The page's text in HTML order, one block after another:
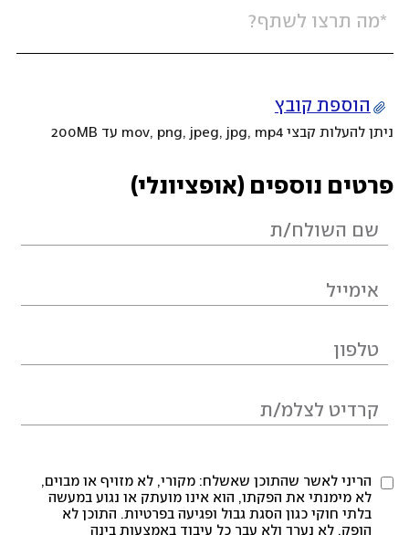
הוספת קובץ
ניתן להעלות קבצי mov, png, jpeg, jpg, mp4 עד 200MB
פרטים נוספים (אופציונלי)
הריני לאשר שהתוכן שאשלח: מקורי, לא מזויף או מבוים,
לא מימנתי את הפקתו, הוא אינו מועתק או נגוע במעשה
בלתי חוקי כגון הסגת גבול ופגיעה בפרטיות. התוכן לא
הופק, לא נערך ולא עבר כל עיבוד באמצעות בינה